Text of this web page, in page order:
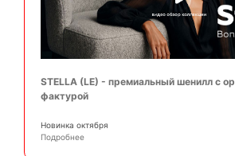
STELLA (LE) - премиальный шенилл с
фактурой
Новинка октября
Подробнее